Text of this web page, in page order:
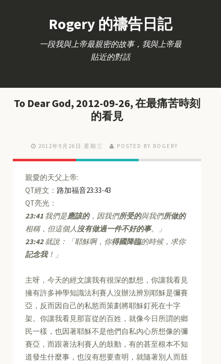
Rogery 的禱告日記
一段我與上帝最親密的故事，我與上帝最
貼近的對話
To Dear God, 2012-09-26, 在最痛苦時刻
的看見
2012年9月26日 星期三 POSTED BY ROGERY
親愛的天父上帝:
QT經文： 路加福音23:33-43
QT亮光：
23:41 我們是應該的，因我們所受的與我們所做的
相稱，但這個人 沒有做過一件不好的事。」
23:42就說：「耶穌啊，你得國降臨的時候，求你
記念我！」
主呀，今天的經文讓我有很深的默想，你讓我看見
擁有許多神學知識法利賽人沒辦法辨別耶穌是彌賽
亞，反而因自己的私慾而策劃將耶穌釘死在十字
架。你讓我看見那盲從的百姓，就像今日所謂的鄉
民一樣，也因著耶穌不是他們自私內心所想像的彌
賽亞，而跟著法利賽人的鼓動，有的甚至根本不知
道發生什麼事，也沒有想要查明，就隨著別人而鼓